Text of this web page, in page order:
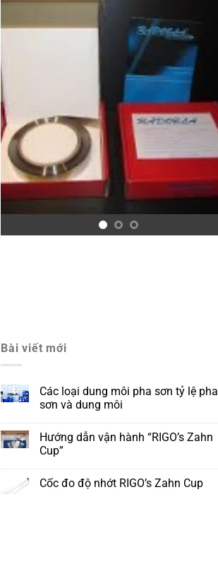
Bài viết mới
Các loại dung môi pha sơn tỷ lệ pha
sơn và dung môi
Hướng dẫn vận hành “RIGO’s Zahn
Cup”
Cốc đo độ nhớt RIGO’s Zahn Cup